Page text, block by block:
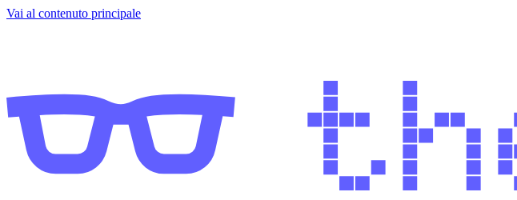
Vai al contenuto principale